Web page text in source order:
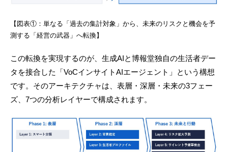
【図表①：単なる「過去の集計対象」から、未来のリスクと機会を予
測する「経営の武器」へ転換】
この転換を実現するのが、生成AIと博報堂独自の生活者デー
タを接合した「VoCインサイトAIエージェント」という構想
です。そのアーキテクチャは、表層・深層・未来の3フェー
ズ、7つの分析レイヤーで構成されます。